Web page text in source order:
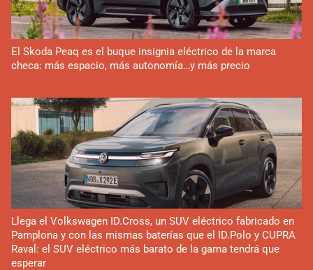
El Skoda Peaq es el buque insignia eléctrico de la marca
checa: más espacio, más autonomía…y más precio
Llega el Volkswagen ID.Cross, un SUV eléctrico fabricado en
Pamplona y con las mismas baterías que el ID.Polo y CUPRA
Raval: el SUV eléctrico más barato de la gama tendrá que
esperar